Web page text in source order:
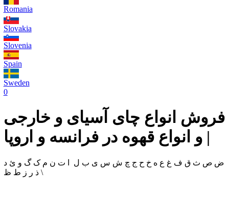
Romania
Slovakia
Slovenia
Spain
Sweden
0
فروش انواع چای آسیای و خارجی
و انواع قهوه در فرانسه و اروپا |
ض ص ث ق ف غ ع ه خ ح ج چ ش س ی ب ل ا ت ن م ک گ و ئ د
ذ ر ز ط ظ \